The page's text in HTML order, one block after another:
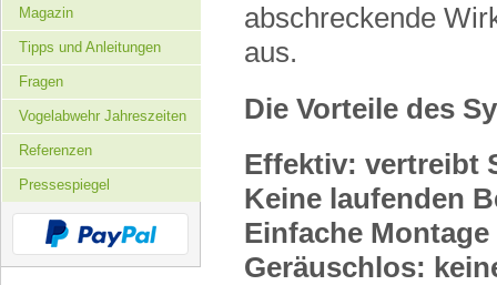
Magazin
Tipps und Anleitungen
Fragen
Vogelabwehr Jahreszeiten
Referenzen
Pressespiegel
abschreckende
aus.
Die Vorteile des
Effektiv: vertreibt
Keine laufenden
Einfache Montage
Geräuschlos: